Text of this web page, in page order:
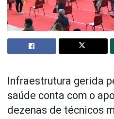
Infraestrutura gerida
saúde conta com o
dezenas de técnicos